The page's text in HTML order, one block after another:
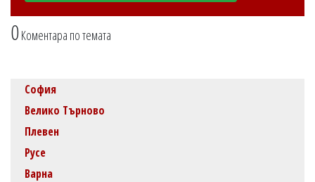
0Коментара по темата
София
Велико Търново
Плевен
Русе
Варна